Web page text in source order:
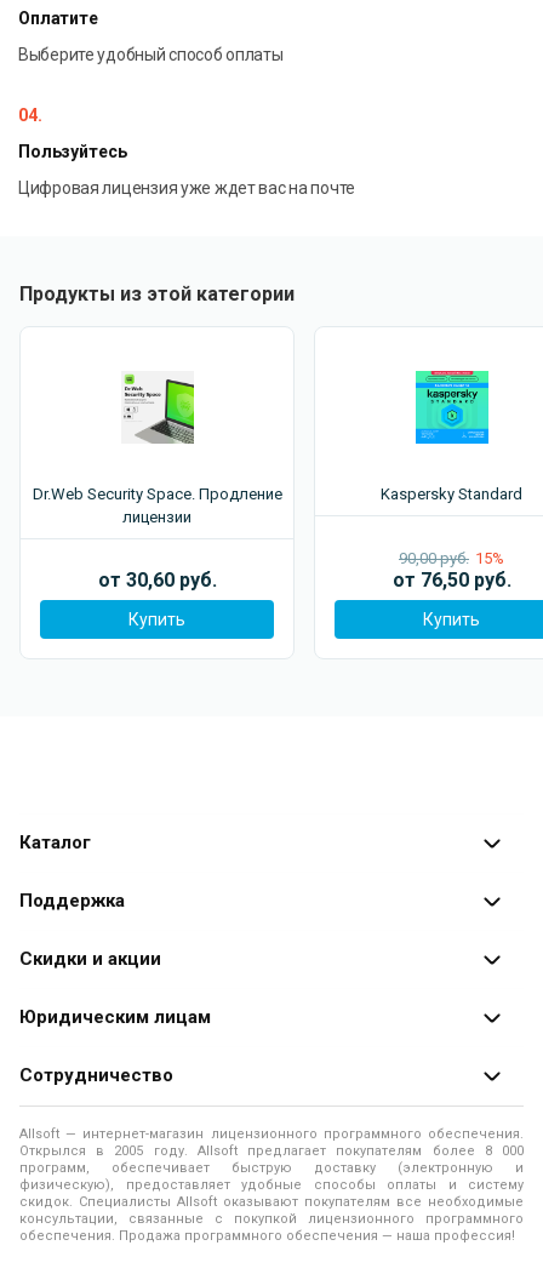
Оплатите
Выберите удобный способ оплаты
04.
Пользуйтесь
Цифровая лицензия уже ждет вас на почте
Продукты из этой категории
Dr.Web Security Space. Продление
лицензии
от 30,60 руб.
Купить
Kaspersky Standard
90,00 руб. 15%
от 76,50 руб.
Купить
Каталог
Каталог программ
Поддержка
Оплата заказов
Доставка заказа
Помощь
Правила продажи
Политика использования файлов Cookie
Скидки и акции
Специальные
Юридическим лицам
Продажа программ юридическим лицам
О лицензировании программного обеспечения
Программы для компьютера
Контакты
Сотрудничество
О магазине
Адреса и телефоны
Новости
Allsoft — интернет-магазин лицензионного программного обеспечения.
Открылся в 2005 году. Allsoft предлагает покупателям более 8 000
программ, обеспечивает быструю доставку (электронную и
физическую), предоставляет удобные способы оплаты и систему
скидок. Специалисты Allsoft оказывают покупателям все необходимые
консультации, связанные с покупкой лицензионного программного
обеспечения. Продажа программного обеспечения — наша профессия!